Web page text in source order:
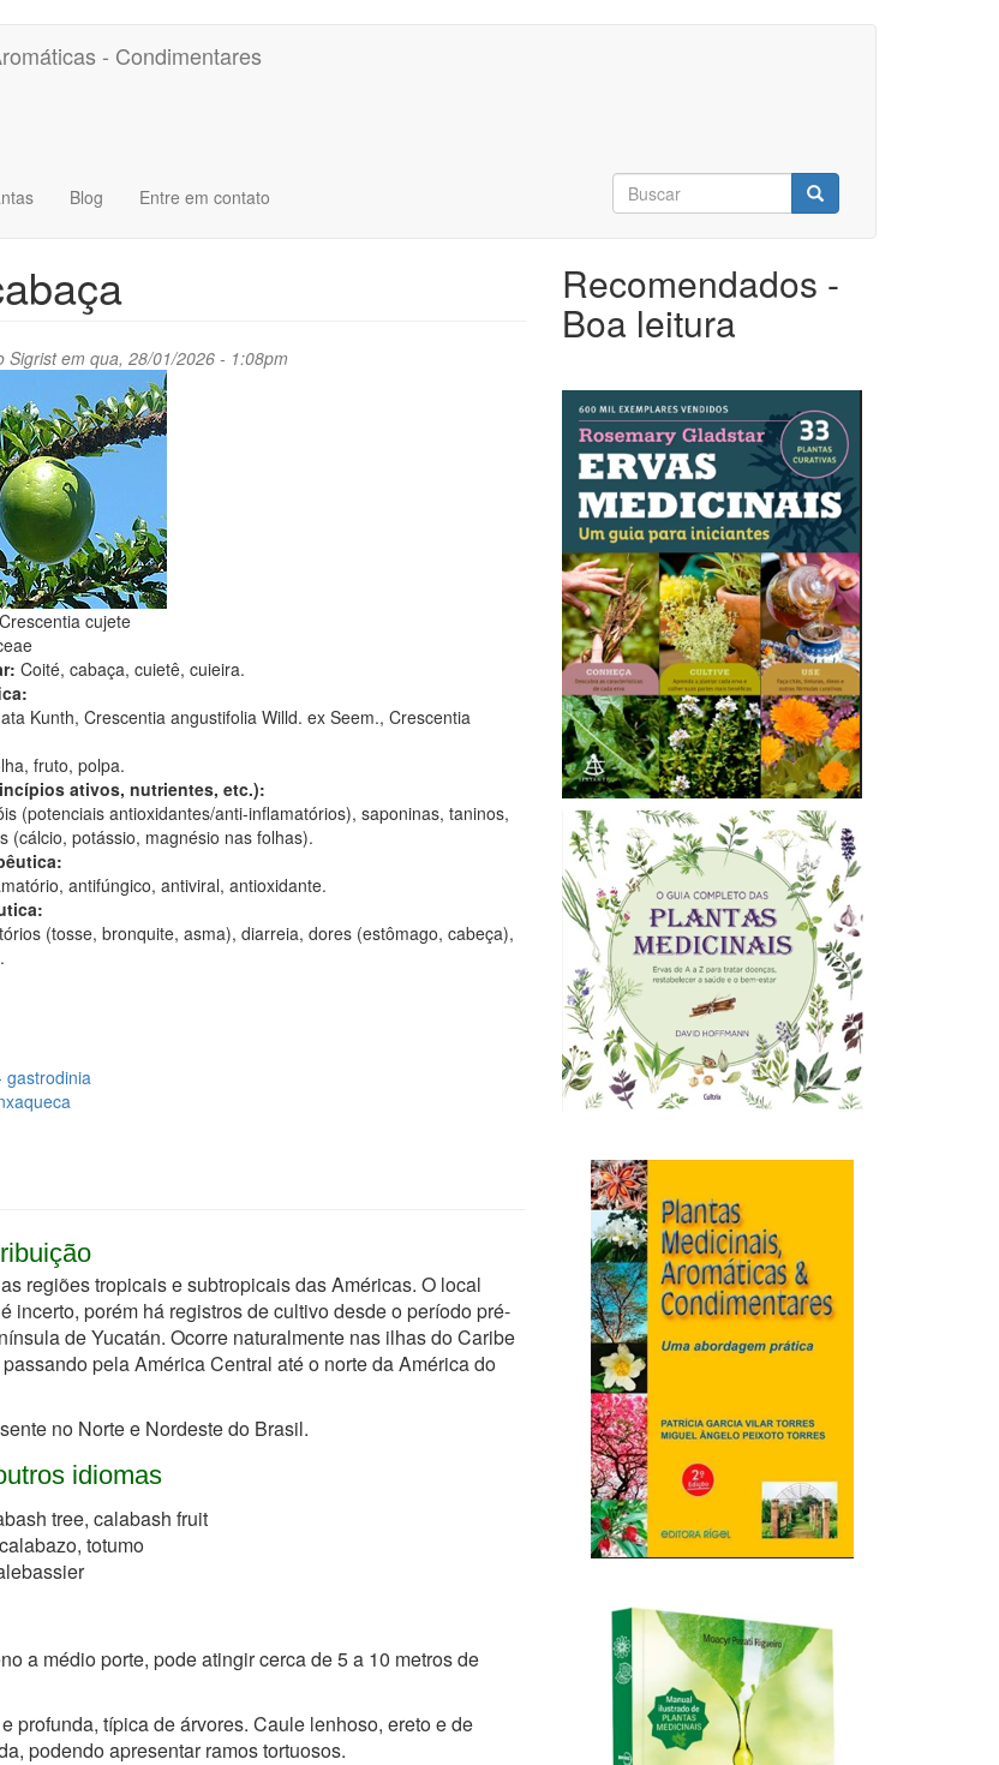
- Condimentares
Blog Entre em contato Formulário
de
busca
Sigristem qua, 28/01/2026 - 1:08pm
Crescentia cujete
Coité, cabaça, cuietê, cuieira.
Kunth, Crescentia angustifolia Willd. ex Seem., Crescentia
fruto, polpa.
ativos, nutrientes, etc.):
(potenciais antioxidantes/anti-inflamatórios), saponinas, taninos,
(cálcio, potássio, magnésio nas folhas).
antifúngico, antiviral, antioxidante.
(tosse, bronquite, asma), diarreia, dores (estômago, cabeça),
gastrodinia
regiões tropicais e subtropicais das Américas. O local
incerto, porém há registros de cultivo desde o período pré-
de Yucatán. Ocorre naturalmente nas ilhas do Caribe
pela América Central até o norte da América do
no Norte e Nordeste do Brasil.
idiomas
tree, calabash fruit
totumo
a médio porte, pode atingir cerca de 5 a 10 metros de
profunda, típica de árvores. Caule lenhoso, ereto e de
podendo apresentar ramos tortuosos.
Recomendados -
Boa leitura